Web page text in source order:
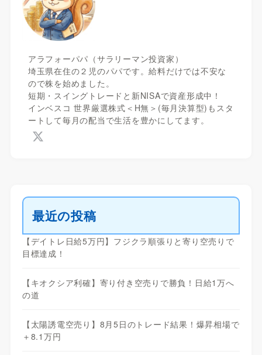
アラフォーパパ（サラリーマン投資家）
埼玉県在住の２児のパパです。給料だけでは不安な
ので株を始めました。
短期・スイングトレードと新NISAで資産形成中！
インベスコ 世界厳選株式＜H無＞(毎月決算型)もスタ
ートして毎月の配当で生活を豊かにしてます。
最近の投稿
【デイトレ日給5万円】フジクラ順張りと寄り空売りで
目標達成！
【キオクシア利確】寄り付き空売りで勝負！日給1万へ
の道
【太陽誘電空売り】8月5日のトレード結果！爆昇相場で
＋8.1万円